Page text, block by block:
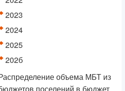
2023
2024
2025
202б
объема МБТ из